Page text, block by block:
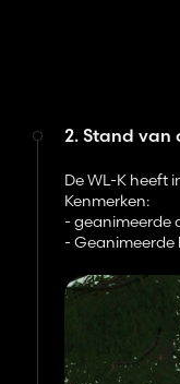
2. Stand van
De WL-K heeft
Kenmerken:
- geanimeerde
-